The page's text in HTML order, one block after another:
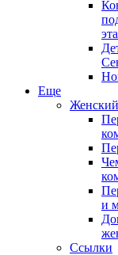
Еще
и
Ссылки